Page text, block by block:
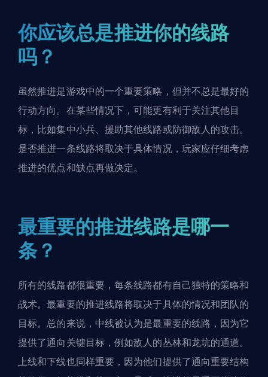
你应该总是推进你的线路
吗？
虽然推进是游戏中的一个重要策略，但并不总是最好的
行动方向。在某些情况下，可能更有利于关注其他目
标，比如集中小兵、援助其他线路或防御敌人的攻击。
是否推进一条线路将取决于具体情况，玩家应仔细考虑
推进的优点和缺点再做决定。
最重要的推进线路是哪一
条？
所有的线路都很重要，每条线路都有自己独特的策略和
战术。最重要的推进线路将取决于具体的情况和团队的
目标。总的来说，中线被认为是最重要的线路，因为它
提供了通向关键目标，例如敌人的丛林和龙坑的通道。
上线和下线也同样重要，因为他们提供了通向重要结构